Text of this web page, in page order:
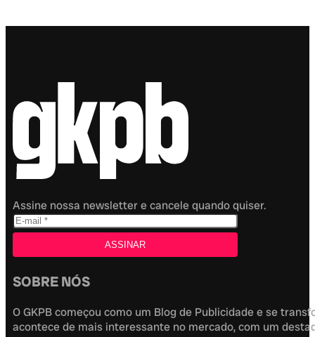
Assine nossa newsletter e cancele quando quiser.
SOBRE NÓS
O GKPB começou como um Blog de Publicidade e se
acontece de mais interessante no mercado, com um